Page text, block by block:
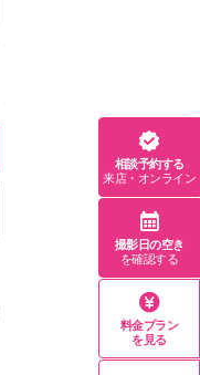
相談予約する
来店・オンライン
撮影日の空き
を確認する
料金プラン
を見る